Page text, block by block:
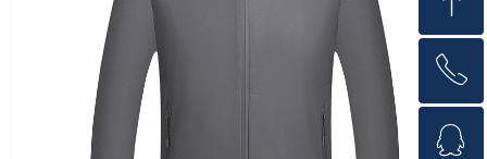
回到顶部
ꂅ
400-999-6038
ꁗ